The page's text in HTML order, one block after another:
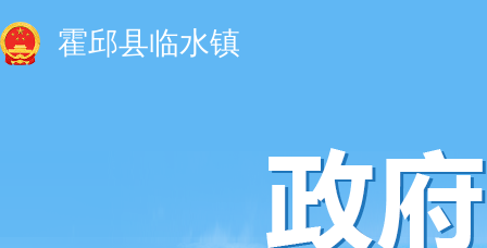
霍邱县临水镇